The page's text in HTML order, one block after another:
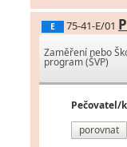
E 75-41-E/01
Zaměření nebo
program (ŠVP)
Pečovatel/
porovnat